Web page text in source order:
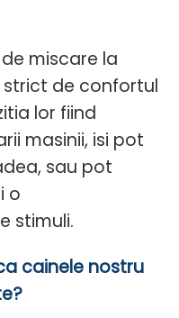
miscare la
de confortul
lor fiind
masinii, isi pot
sau pot
o
stimuli.
cainele nostru